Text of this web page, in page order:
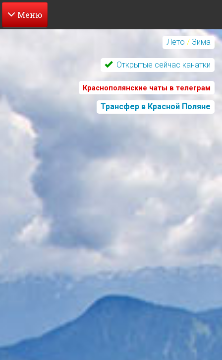
Перейти
Лето / Зима
Открытые сейчас канатки
Краснополянские чаты в телеграм
Трансфер в Красной Поляне